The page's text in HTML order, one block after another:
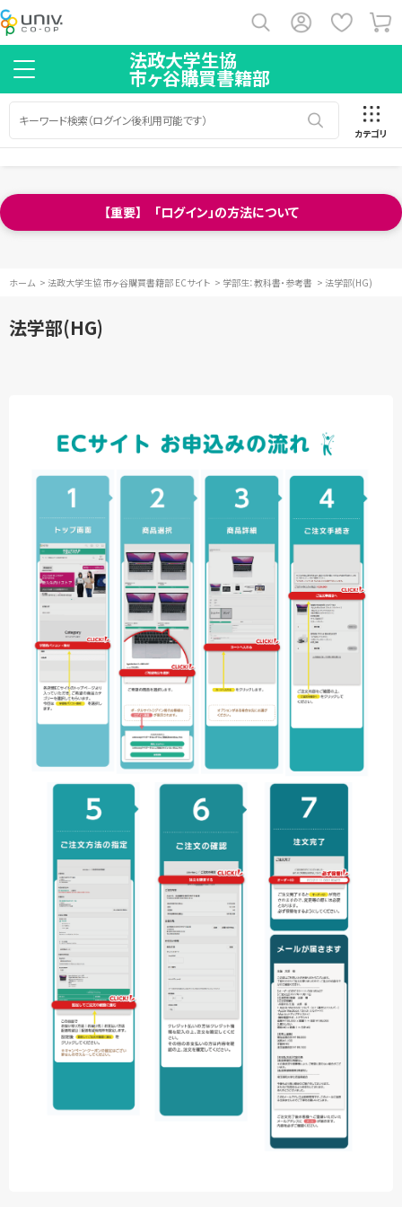
法政大学生協
市ヶ谷購買書籍部
カテゴリ
【重要】 「ログイン」の方法について
ホーム > 法政大学生協 市ヶ谷購買書籍部 ECサイト > 学部生：教科書・参考書 > 法学部(HG)
法学部(HG)